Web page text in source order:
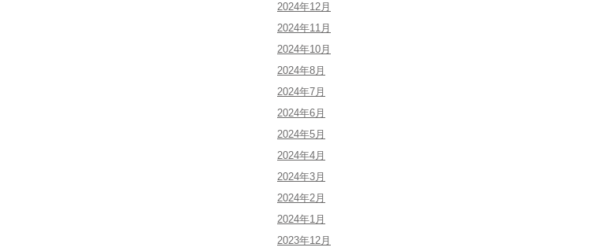
2024年12月
2024年11月
2024年10月
2024年8月
2024年7月
2024年6月
2024年5月
2024年4月
2024年3月
2024年2月
2024年1月
2023年12月